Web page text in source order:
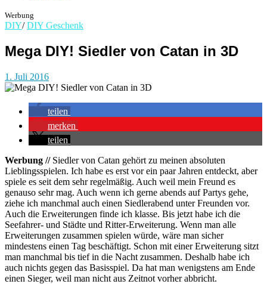
Werbung
DIY/ DIY Geschenk
Mega DIY! Siedler von Catan in 3D
1. Juli 2016
teilen
merken
teilen
Werbung //Siedler von Catan gehört zu meinen absoluten
Lieblingsspielen. Ich habe es erst vor ein paar Jahren entdeckt, aber
spiele es seit dem sehr regelmäßig. Auch weil mein Freund es
genauso sehr mag. Auch wenn ich gerne abends auf Partys gehe,
ziehe ich manchmal auch einen Siedlerabend unter Freunden vor.
Auch die Erweiterungen finde ich klasse. Bis jetzt habe ich die
Seefahrer- und Städte und Ritter-Erweiterung. Wenn man alle
Erweiterungen zusammen spielen würde, wäre man sicher
mindestens einen Tag beschäftigt. Schon mit einer Erweiterung sitzt
man manchmal bis tief in die Nacht zusammen. Deshalb habe ich
auch nichts gegen das Basisspiel. Da hat man wenigstens am Ende
einen Sieger, weil man nicht aus Zeitnot vorher abbricht.